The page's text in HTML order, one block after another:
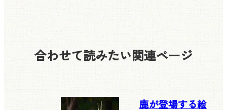
合わせて読みたい関連ページ
鹿が登場する絵